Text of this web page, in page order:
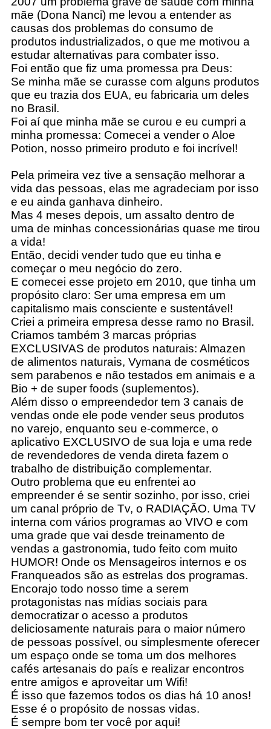
mãe (Dona Nanci) me levou a entender as
causas dos problemas do consumo de
produtos industrializados, o que me motivou a
estudar alternativas para combater isso.
Foi então que fiz uma promessa pra Deus:
Se minha mãe se curasse com alguns produtos
que eu trazia dos EUA, eu fabricaria um deles
no Brasil.
Foi aí que minha mãe se curou e eu cumpri a
minha promessa: Comecei a vender o Aloe
Potion, nosso primeiro produto e foi incrível!
Pela primeira vez tive a sensação melhorar a
vida das pessoas, elas me agradeciam por isso
e eu ainda ganhava dinheiro.
Mas 4 meses depois, um assalto dentro de
uma de minhas concessionárias quase me tirou
a vida!
Então, decidi vender tudo que eu tinha e
começar o meu negócio do zero.
E comecei esse projeto em 2010, que tinha um
propósito claro: Ser uma empresa em um
capitalismo mais consciente e sustentável!
Criei a primeira empresa desse ramo no Brasil.
Criamos também 3 marcas próprias
EXCLUSIVAS de produtos naturais: Almazen
de alimentos naturais, Vymana de cosméticos
sem parabenos e não testados em animais e a
Bio + de super foods (suplementos).
Além disso o empreendedor tem 3 canais de
vendas onde ele pode vender seus produtos
no varejo, enquanto seu e-commerce, o
aplicativo EXCLUSIVO de sua loja e uma rede
de revendedores de venda direta fazem o
trabalho de distribuição complementar.
Outro problema que eu enfrentei ao
empreender é se sentir sozinho, por isso, criei
um canal próprio de Tv, o RADIAÇÃO. Uma TV
interna com vários programas ao VIVO e com
uma grade que vai desde treinamento de
vendas a gastronomia, tudo feito com muito
HUMOR! Onde os Mensageiros internos e os
Franqueados são as estrelas dos programas.
Encorajo todo nosso time a serem
protagonistas nas mídias sociais para
democratizar o acesso a produtos
deliciosamente naturais para o maior número
de pessoas possível, ou simplesmente oferecer
um espaço onde se toma um dos melhores
cafés artesanais do país e realizar encontros
entre amigos e aproveitar um Wifi!
É isso que fazemos todos os dias há 10 anos!
Esse é o propósito de nossas vidas.
É sempre bom ter você por aqui!